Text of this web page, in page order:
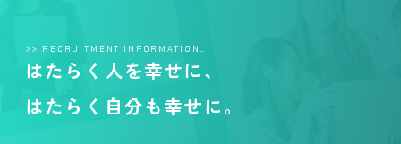
>> RECRUITMENT INFORMATION…
はたらく人を幸せに、
はたらく自分も幸せに。